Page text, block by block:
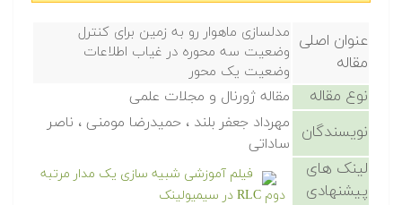
عنوان اصلی
مقاله
مدلسازی ماهوار رو به زمین برای کنترل
وضعیت سه محوره در غیاب اطلاعات
وضعیت یک محور
نوع مقاله مقاله ژورنال و مجلات علمی
نویسندگان
مهرداد جعفر بلند ، حمیدرضا مومنی ، ناصر
ساداتی
لینک های
پیشنهادی
فیلم آموزشی شبیه سازی یک مدار مرتبه
دوم RLC در سیمیولینک